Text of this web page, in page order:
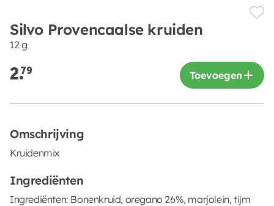
Silvo Provencaalse kruiden
12 g
2.79 Toevoegen
Omschrijving
Kruidenmix
Ingrediënten
Ingrediënten: Bonenkruid, oregano 26%, marjolein, tijm